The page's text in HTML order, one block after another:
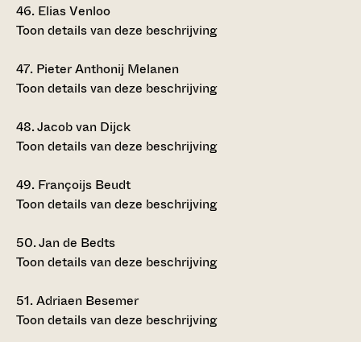
46. Elias Venloo
Toon details van deze beschrijving
47. Pieter Anthonij Melanen
Toon details van deze beschrijving
48.Jacob van Dijck
Toon details van deze beschrijving
49. Françoijs Beudt
Toon details van deze beschrijving
50.Jan de Bedts
Toon details van deze beschrijving
51.Adriaen Besemer
Toon details van deze beschrijving